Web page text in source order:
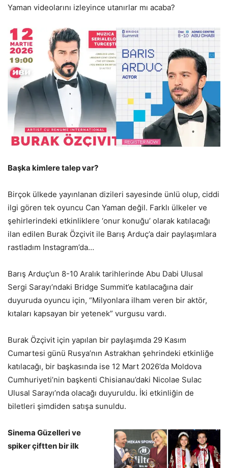
Yaman videolarını izleyince utanırlar mı acaba?
Başka kimlere talep var?
Birçok ülkede yayınlanan dizileri sayesinde ünlü olup, ciddi
ilgi gören tek oyuncu Can Yaman değil. Farklı ülkeler ve
şehirlerindeki etkinliklere ‘onur konuğu’ olarak katılacağı
ilan edilen Burak Özçivit ile Barış Arduç’a dair paylaşımlara
rastladım Instagram’da…
Barış Arduç’un 8-10 Aralık tarihlerinde Abu Dabi Ulusal
Sergi Sarayı’ndaki Bridge Summit’e katılacağına dair
duyuruda oyuncu için, “Milyonlara ilham veren bir aktör,
kıtaları kapsayan bir yetenek” vurgusu vardı.
Burak Özçivit için yapılan bir paylaşımda 29 Kasım
Cumartesi günü Rusya’nın Astrakhan şehrindeki etkinliğe
katılacağı, bir başkasında ise 12 Mart 2026’da Moldova
Cumhuriyeti’nin başkenti Chisianau’daki Nicolae Sulac
Ulusal Sarayı’nda olacağı duyuruldu. İki etkinliğin de
biletleri şimdiden satışa sunuldu.
Sinema Güzelleri ve
spiker çiftten bir ilk